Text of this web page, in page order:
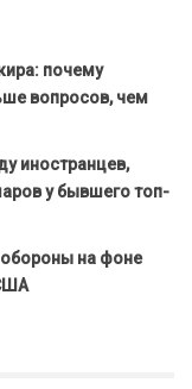
почему
вопросов, чем
иностранцев,
у бывшего топ-
на фоне